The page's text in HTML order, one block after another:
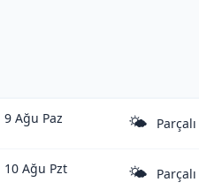
9 Ağu Paz 🌤️
10 Ağu Pzt 🌤️